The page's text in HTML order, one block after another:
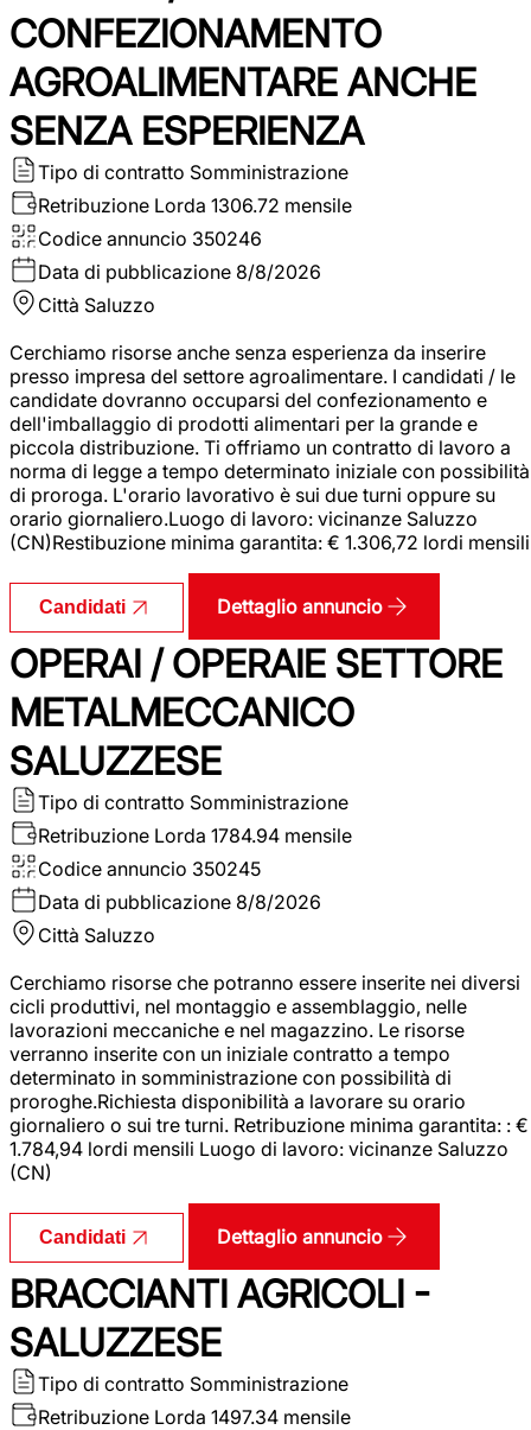
CONFEZIONAMENTO
AGROALIMENTARE ANCHE
SENZA ESPERIENZA
Tipo di contratto Somministrazione
Retribuzione Lorda 1306.72 mensile
Codice annuncio 350246
Data di pubblicazione 8/8/2026
Città Saluzzo
Cerchiamo risorse anche senza esperienza da inserire
presso impresa del settore agroalimentare. I candidati / le
candidate dovranno occuparsi del confezionamento e
dell'imballaggio di prodotti alimentari per la grande e
piccola distribuzione. Ti offriamo un contratto di lavoro a
norma di legge a tempo determinato iniziale con possibilità
di proroga. L'orario lavorativo è sui due turni oppure su
orario giornaliero.Luogo di lavoro: vicinanze Saluzzo
(CN)Restibuzione minima garantita: € 1.306,72 lordi mensili
Candidati Dettaglio annuncio
OPERAI / OPERAIE SETTORE
METALMECCANICO
SALUZZESE
Tipo di contratto Somministrazione
Retribuzione Lorda 1784.94 mensile
Codice annuncio 350245
Data di pubblicazione 8/8/2026
Città Saluzzo
Cerchiamo risorse che potranno essere inserite nei diversi
cicli produttivi, nel montaggio e assemblaggio, nelle
lavorazioni meccaniche e nel magazzino. Le risorse
verranno inserite con un iniziale contratto a tempo
determinato in somministrazione con possibilità di
proroghe.Richiesta disponibilità a lavorare su orario
giornaliero o sui tre turni. Retribuzione minima garantita: : €
1.784,94 lordi mensili Luogo di lavoro: vicinanze Saluzzo
(CN)
Candidati Dettaglio annuncio
BRACCIANTI AGRICOLI -
SALUZZESE
Tipo di contratto Somministrazione
Retribuzione Lorda 1497.34 mensile